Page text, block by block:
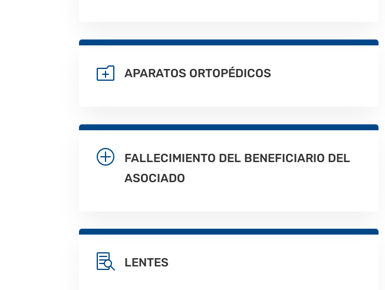
o APARATOS ORTOPÉDICOS
P
FALLECIMIENTO DEL BENEFICIARIO DEL
ASOCIADO
 LENTES